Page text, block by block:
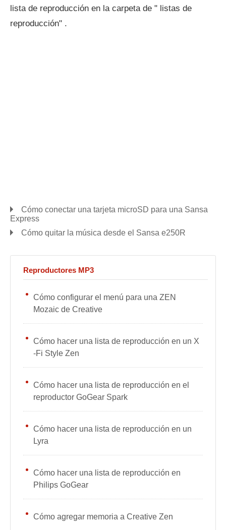
lista de reproducción en la carpeta de " listas de
reproducción" .
Cómo conectar una tarjeta microSD para una Sansa
Express
Cómo quitar la música desde el Sansa e250R
Reproductores MP3
Cómo configurar el menú para una ZEN
Mozaic de Creative
Cómo hacer una lista de reproducción en un X
-Fi Style Zen
Cómo hacer una lista de reproducción en el
reproductor GoGear Spark
Cómo hacer una lista de reproducción en un
Lyra
Cómo hacer una lista de reproducción en
Philips GoGear
Cómo agregar memoria a Creative Zen